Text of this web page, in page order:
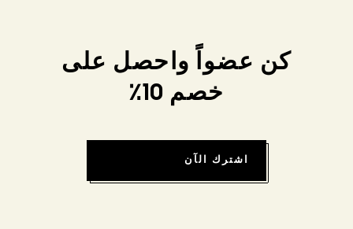
كن عضواً واحصل على
خصم 10٪
اشترك الآن